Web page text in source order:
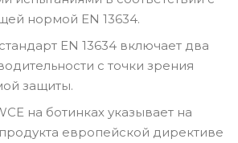
нормой EN 13634.
EN 13634 включает два
с точки зрения
защиты.
на ботинках указывает на
европейской директиве